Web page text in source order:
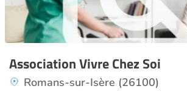
Association Vivre Chez Soi
Romans-sur-Isère (26100)